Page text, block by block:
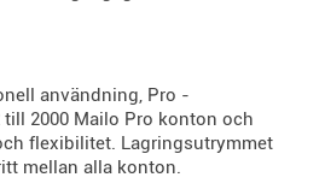
användning, Pro -
2000 Mailo Pro konton och
flexibilitet. Lagringsutrymmet
mellan alla konton.